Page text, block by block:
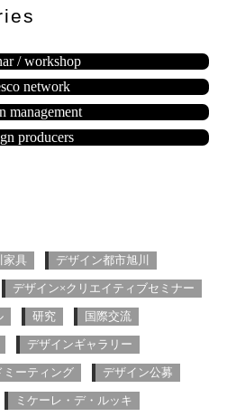
/ workshop
network
management
producers
家具 デザイン都市旭川
デザイン×クリエイティブセミナー
研究 国際交流
デザインギャラリー
ミーティング デザイン公募
ミケーレ・デ・ルッキ